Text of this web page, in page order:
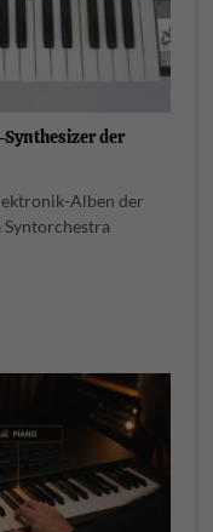
der
Alben der
Syntorchestra